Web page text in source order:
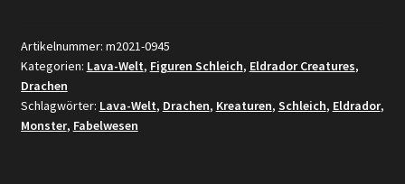
Drache
[Lava-
Welt
+]
Menge
Artikelnummer: m2021-0945
Kategorien: Lava-Welt, Figuren Schleich, Eldrador Creatures,
Drachen
Schlagwörter: Lava-Welt, Drachen, Kreaturen, Schleich, Eldrador,
Monster, Fabelwesen